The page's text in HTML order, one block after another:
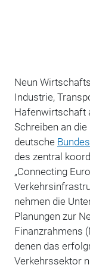
Neun
Industrie,
Hafenwirtschaft
Schreiben an
deutsche
des zentral
„Connecting
nehmen die
Planungen zur
Finanzrahmens
denen das
Verkehrssektor